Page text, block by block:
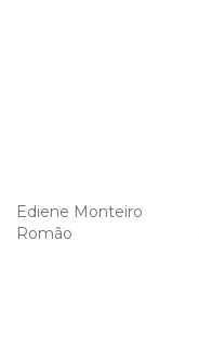
Ediene Monteiro
Romão